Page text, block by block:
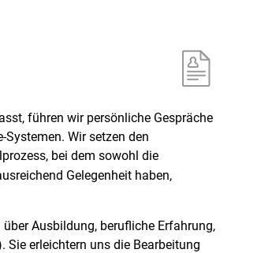
führen wir persönliche Gespräche
Wir setzen den
bei dem sowohl die
Gelegenheit haben,
Ausbildung, berufliche Erfahrung,
Sie erleichtern uns die Bearbeitung